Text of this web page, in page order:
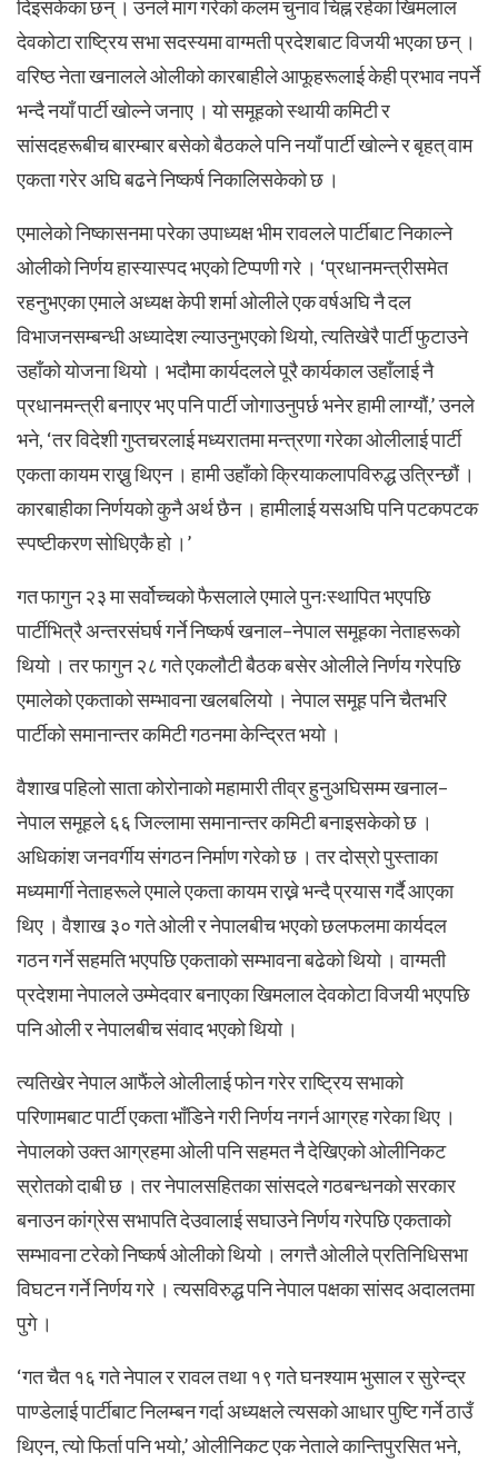
दिइसकेका छन् । उनले माग गरेको कलम चुनाव चिह्न रहेका खिमलाल
देवकोटा राष्ट्रिय सभा सदस्यमा वाग्मती प्रदेशबाट विजयी भएका छन् ।
वरिष्ठ नेता खनालले ओलीको कारबाहीले आफूहरूलाई केही प्रभाव नपर्ने
भन्दै नयाँ पार्टी खोल्ने जनाए । यो समूहको स्थायी कमिटी र
सांसदहरूबीच बारम्बार बसेको बैठकले पनि नयाँ पार्टी खोल्ने र बृहत् वाम
एकता गरेर अघि बढने निष्कर्ष निकालिसकेको छ ।
एमालेको निष्कासनमा परेका उपाध्यक्ष भीम रावलले पार्टीबाट निकाल्ने
ओलीको निर्णय हास्यास्पद भएको टिप्पणी गरे । ‘प्रधानमन्त्रीसमेत
रहनुभएका एमाले अध्यक्ष केपी शर्मा ओलीले एक वर्षअघि नै दल
विभाजनसम्बन्धी अध्यादेश ल्याउनुभएको थियो, त्यतिखेरै पार्टी फुटाउने
उहाँको योजना थियो । भदौमा कार्यदलले पूरै कार्यकाल उहाँलाई नै
प्रधानमन्त्री बनाएर भए पनि पार्टी जोगाउनुपर्छ भनेर हामी लाग्यौं,’ उनले
भने, ‘तर विदेशी गुप्तचरलाई मध्यरातमा मन्त्रणा गरेका ओलीलाई पार्टी
एकता कायम राख्नु थिएन । हामी उहाँको क्रियाकलापविरुद्ध उत्रिन्छौं ।
कारबाहीका निर्णयको कुनै अर्थ छैन । हामीलाई यसअघि पनि पटकपटक
स्पष्टीकरण सोधिएकै हो ।’
गत फागुन २३ मा सर्वोच्चको फैसलाले एमाले पुनःस्थापित भएपछि
पार्टीभित्रै अन्तरसंघर्ष गर्ने निष्कर्ष खनाल–नेपाल समूहका नेताहरूको
थियो । तर फागुन २८ गते एकलौटी बैठक बसेर ओलीले निर्णय गरेपछि
एमालेको एकताको सम्भावना खलबलियो । नेपाल समूह पनि चैतभरि
पार्टीको समानान्तर कमिटी गठनमा केन्द्रित भयो ।
वैशाख पहिलो साता कोरोनाको महामारी तीव्र हुनुअघिसम्म खनाल–
नेपाल समूहले ६६ जिल्लामा समानान्तर कमिटी बनाइसकेको छ ।
अधिकांश जनवर्गीय संगठन निर्माण गरेको छ । तर दोस्रो पुस्ताका
मध्यमार्गी नेताहरूले एमाले एकता कायम राख्ने भन्दै प्रयास गर्दै आएका
थिए । वैशाख ३० गते ओली र नेपालबीच भएको छलफलमा कार्यदल
गठन गर्ने सहमति भएपछि एकताको सम्भावना बढेको थियो । वाग्मती
प्रदेशमा नेपालले उम्मेदवार बनाएका खिमलाल देवकोटा विजयी भएपछि
पनि ओली र नेपालबीच संवाद भएको थियो ।
त्यतिखेर नेपाल आफैंले ओलीलाई फोन गरेर राष्ट्रिय सभाको
परिणामबाट पार्टी एकता भाँडिने गरी निर्णय नगर्न आग्रह गरेका थिए ।
नेपालको उक्त आग्रहमा ओली पनि सहमत नै देखिएको ओलीनिकट
स्रोतको दाबी छ । तर नेपालसहितका सांसदले गठबन्धनको सरकार
बनाउन कांग्रेस सभापति देउवालाई सघाउने निर्णय गरेपछि एकताको
सम्भावना टरेको निष्कर्ष ओलीको थियो । लगत्तै ओलीले प्रतिनिधिसभा
विघटन गर्ने निर्णय गरे । त्यसविरुद्ध पनि नेपाल पक्षका सांसद अदालतमा
पुगे ।
‘गत चैत १६ गते नेपाल र रावल तथा १९ गते घनश्याम भुसाल र सुरेन्द्र
पाण्डेलाई पार्टीबाट निलम्बन गर्दा अध्यक्षले त्यसको आधार पुष्टि गर्ने ठाउँ
थिएन, त्यो फिर्ता पनि भयो,’ ओलीनिकट एक नेताले कान्तिपुरसित भने,